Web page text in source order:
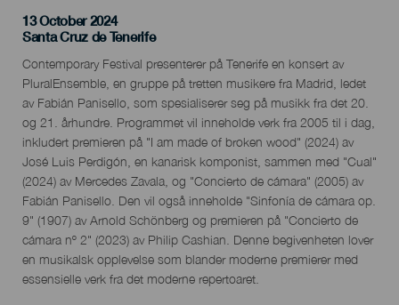
13 October 2024
Localidad
Santa Cruz de Tenerife
Descripción
del
evento
Contemporary Festival presenterer på Tenerife en konsert av
PluralEnsemble, en gruppe på tretten musikere fra Madrid, ledet
av Fabián Panisello, som spesialiserer seg på musikk fra det 20.
og 21. århundre. Programmet vil inneholde verk fra 2005 til i dag,
inkludert premieren på "I am made of broken wood" (2024) av
José Luis Perdigón, en kanarisk komponist, sammen med "Cual"
(2024) av Mercedes Zavala, og "Concierto de cámara" (2005) av
Fabián Panisello. Den vil også inneholde "Sinfonía de cámara op.
9" (1907) av Arnold Schönberg og premieren på "Concierto de
cámara nº 2" (2023) av Philip Cashian. Denne begivenheten lover
en musikalsk opplevelse som blander moderne premierer med
essensielle verk fra det moderne repertoaret.